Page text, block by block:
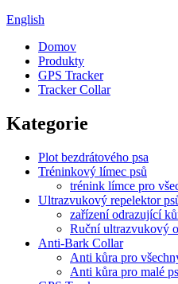
English
Domov
Produkty
GPS Tracker
Tracker Collar
Kategorie
Plot bezdrátového psa
Tréninkový límec psů
trénink límce pro
Ultrazvukový repelektor
zařízení odrazující
Ruční ultrazvukový
Anti-Bark Collar
Anti kůra pro
Anti kůra pro malé